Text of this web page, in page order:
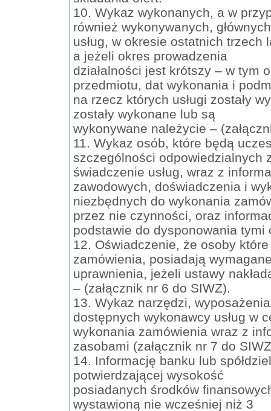
10. Wykaz wykonanych, a w
również wykonywanych, głównych
usług, w okresie ostatnich trzech
a jeżeli okres prowadzenia
działalności jest krótszy – w tym
przedmiotu, dat wykonania i
na rzecz których usługi zostały
zostały wykonane lub są
wykonywane należycie –
11. Wykaz osób, które będą
szczególności odpowiedzialnych
świadczenie usług, wraz z
zawodowych, doświadczenia i
niezbędnych do wykonania
przez nie czynności, oraz
podstawie do dysponowania tymi
12. Oświadczenie, że osoby
zamówienia, posiadają
uprawnienia, jeżeli ustawy
– (załącznik nr 6 do SIWZ).
13. Wykaz narzędzi,
dostępnych wykonawcy usług w
wykonania zamówienia wraz z
zasobami (załącznik nr 7 do
14. Informację banku lub
potwierdzającej wysokość
posiadanych środków
wystawioną nie wcześniej niż 3